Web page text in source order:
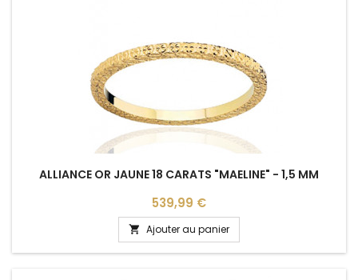
ALLIANCE OR JAUNE 18 CARATS "MAELINE" - 1,5 MM
Prix
539,99 €
 Ajouter au panier